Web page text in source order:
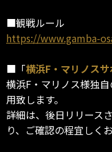
■観戦ルール
https://www.gamba-
■「横浜F・マリノス
横浜F・マリノス様独
用致します。
詳細は、後日リリース
り、ご確認の程宜しく